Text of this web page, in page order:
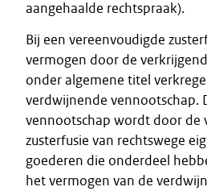
aangehaalde rechtspraak).
Bij een vereenvoudigde
vermogen door de
onder algemene titel
verdwijnende vennootschap.
vennootschap wordt door de
zusterfusie van rechtswege
goederen die onderdeel
het vermogen van de